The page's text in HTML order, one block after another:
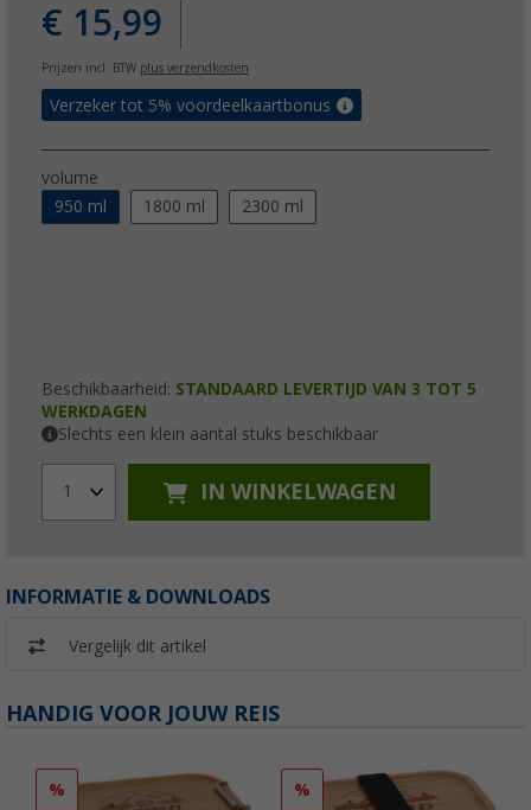
€ 15,99
Prijzen incl. BTW plus verzendkosten
Verzeker tot 5% voordeelkaartbonus
volume
950 ml
1800 ml 2300 ml
Beschikbaarheid: STANDAARD LEVERTIJD VAN 3 TOT 5
WERKDAGEN
Slechts een klein aantal stuks beschikbaar
1 IN WINKELWAGEN
INFORMATIE & DOWNLOADS
Vergelijk dit artikel
HANDIG VOOR JOUW REIS
% %